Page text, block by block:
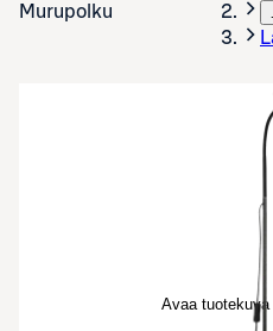
Murupolku
Avaa tuotekuva